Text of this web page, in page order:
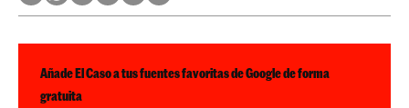
Añade El Caso a tus fuentes favoritas de Google de forma
gratuita